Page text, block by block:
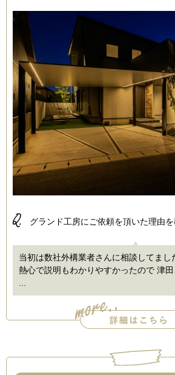
Q. グランド工房にご依頼を頂いた理由を
当初は数社外構業者さんに相談してまし
熱心で説明もわかりやすかったので 津田
...